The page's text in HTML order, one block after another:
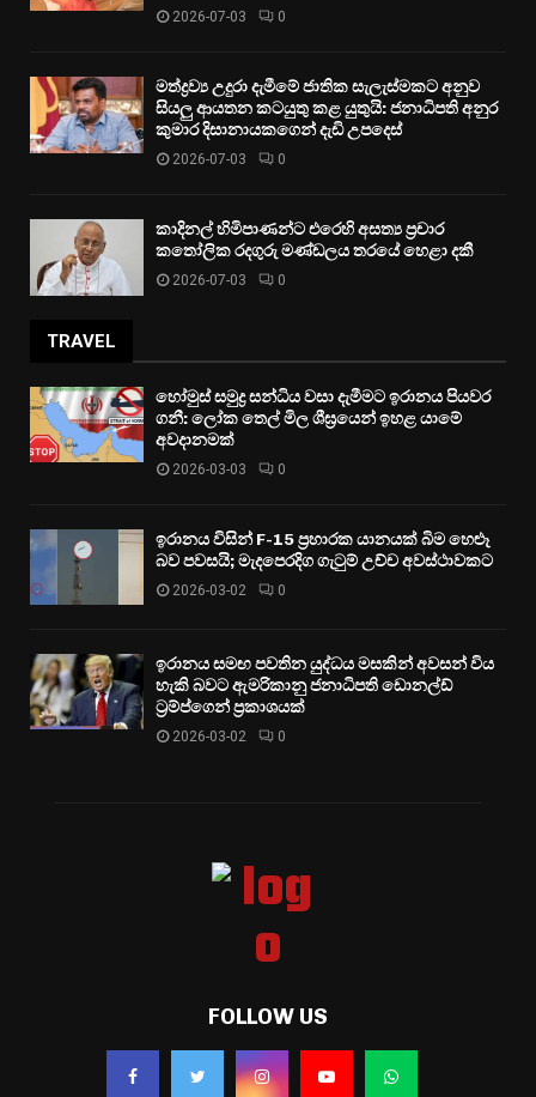
2026-07-03 0
මත්ද්‍රව්‍ය උදුරා දැමීමේ ජාතික සැලැස්මකට අනුව
සියලු ආයතන කටයුතු කළ යුතුයි: ජනාධිපති අනුර
කුමාර දිසානායකගෙන් දැඩි උපදෙස්
2026-07-03 0
කාදිනල් හිමිපාණන්ට එරෙහි අසත්‍ය ප්‍රචාර
කතෝලික රදගුරු මණ්ඩලය තරයේ හෙළා දකී
2026-07-03 0
TRAVEL
හෝමුස් සමුද්‍ර සන්ධිය වසා දැමීමට ඉරානය පියවර
ගනී: ලෝක තෙල් මිල ශීඝ්‍රයෙන් ඉහළ යාමේ
අවදානමක්
2026-03-03 0
ඉරානය විසින් F-15 ප්‍රහාරක යානයක් බිම හෙළූ
බව පවසයි; මැදපෙරදිග ගැටුම් උච්ච අවස්ථාවකට
2026-03-02 0
ඉරානය සමඟ පවතින යුද්ධය මසකින් අවසන් විය
හැකි බවට ඇමරිකානු ජනාධිපති ඩොනල්ඩ්
ට්‍රම්ප්ගෙන් ප්‍රකාශයක්
2026-03-02 0
FOLLOW US